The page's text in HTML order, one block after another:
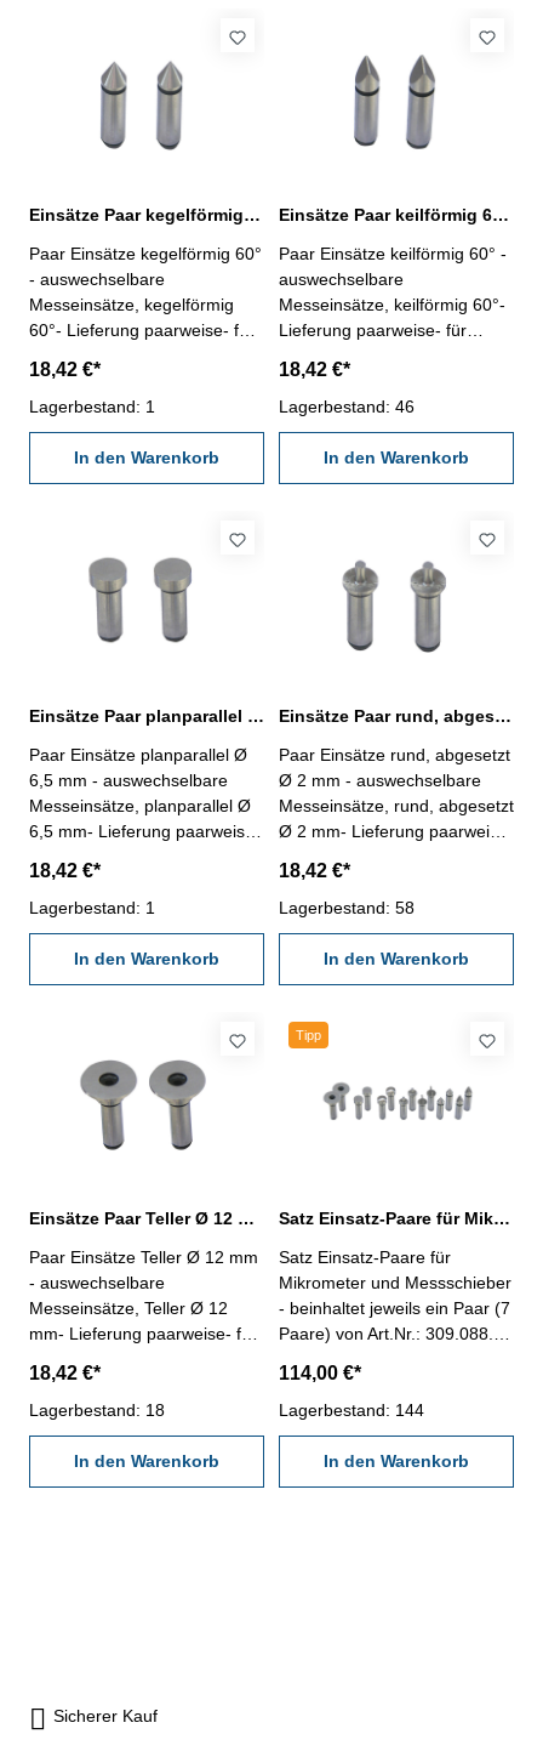
Einsätze Paar kegelförmig 60° mit 5 mm Schaft
Paar Einsätze kegelförmig 60°
- auswechselbare
Messeinsätze, kegelförmig
60°- Lieferung paarweise- für
Aufnahme / Schaft 5 mm
18,42 €*
Lagerbestand: 1
In den Warenkorb
Einsätze Paar keilförmig 60° mit 5 mm Schaft
Paar Einsätze keilförmig 60° -
auswechselbare
Messeinsätze, keilförmig 60°-
Lieferung paarweise- für
Aufnahme / Schaft 5 mm
18,42 €*
Lagerbestand: 46
In den Warenkorb
Einsätze Paar planparallel Ø 6,5 mm mit 5 mm Schaft
Paar Einsätze planparallel Ø
6,5 mm - auswechselbare
Messeinsätze, planparallel Ø
6,5 mm- Lieferung paarweise-
Messschieber Aufnahme /
Schaft 5 mm
18,42 €*
Lagerbestand: 1
In den Warenkorb
Einsätze Paar rund, abgesetzt Ø 2 mm mit 5 mm Schaft
Paar Einsätze rund, abgesetzt
Ø 2 mm - auswechselbare
Messeinsätze, rund, abgesetzt
Ø 2 mm- Lieferung paarweise-
Messschieber Aufnahme /
Schaft 5 mm
18,42 €*
Lagerbestand: 58
In den Warenkorb
Einsätze Paar Teller Ø 12 mm mit 5 mm Schaft
Paar Einsätze Teller Ø 12 mm
- auswechselbare
Messeinsätze, Teller Ø 12
mm- Lieferung paarweise- für
Aufnahme / Schaft 5 mm
18,42 €*
Lagerbestand: 18
In den Warenkorb
Tipp
Satz Einsatz-Paare für Mikrometer und Messschieber Aufnahme Ø 5 mm
Satz Einsatz-Paare für
Mikrometer und Messschieber
- beinhaltet jeweils ein Paar (7
Paare) von Art.Nr.: 309.088.1,
309.088.4, 309.088.5,
309.088.6, 309.088.7 - für
Mikrometer und Messschieber
Aufnahme / Schaft 5 mm
114,00 €*
Lagerbestand: 144
In den Warenkorb
Sicherer Kauf